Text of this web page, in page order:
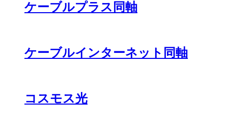
ケーブルプラス同軸
ケーブルインターネット同軸
コスモス光